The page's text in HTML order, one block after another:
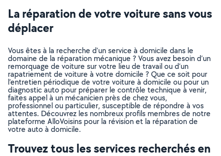
La réparation de votre voiture sans vous
déplacer
Vous êtes à la recherche d’un service à domicile dans le
domaine de la réparation mécanique ? Vous avez besoin d’un
remorquage de voiture sur votre lieu de travail ou d’un
rapatriement de voiture à votre domicile ? Que ce soit pour
l’entretien périodique de votre voiture à domicile ou pour un
diagnostic auto pour préparer le contrôle technique à venir,
faites appel à un mécanicien près de chez vous,
professionnel ou particulier, susceptible de répondre à vos
attentes. Découvrez les nombreux profils membres de notre
plateforme AlloVoisins pour la révision et la réparation de
votre auto à domicile.
Trouvez tous les services recherchés en